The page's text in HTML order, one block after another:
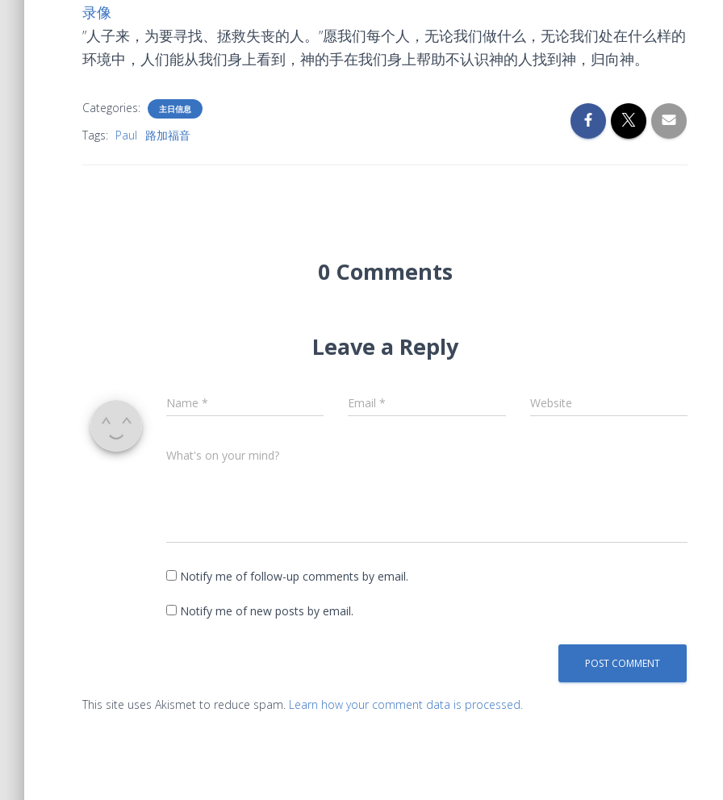
录像
”人子来，为要寻找、拯救失丧的人。”愿我们每个人，无论我们做什么，无论我们处在什么样的
环境中，人们能从我们身上看到，神的手在我们身上帮助不认识神的人找到神，归向神。
Categories: 主日信息
Tags: Paul 路加福音
0 Comments
Leave a Reply
Name * Email * Website
What's on your mind?
Notify me of follow-up comments by email.
Notify me of new posts by email.
This site uses Akismet to reduce spam. Learn how your comment data is processed.